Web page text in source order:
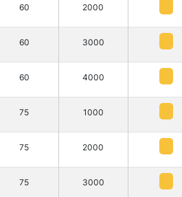
60 2000
60 3000
60 4000
75 1000
75 2000
75 3000